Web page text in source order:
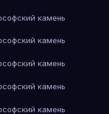
камень
камень
камень
камень
камень